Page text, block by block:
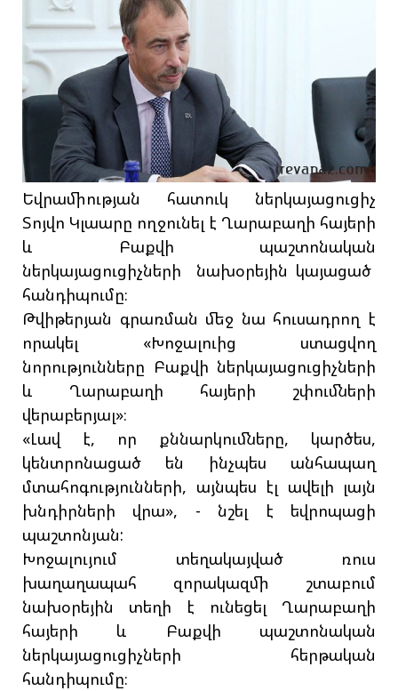
Եվրամիության հատուկ ներկայացուցիչ
Տոյվո Կլաարը ողջունել է Ղարաբաղի հայերի
և Բաքվի պաշտոնական
ներկայացուցիչների նախօրեյին կայացած
հանդիպումը։
Թվիթերյան գրառման մեջ նա հուսադրող է
որակել «Խոջալուից ստացվող
նորությունները Բաքվի ներկայացուցիչների
և Ղարաբաղի հայերի շփումների
վերաբերյալ»։
«Լավ է, որ քննարկումները, կարծես,
կենտրոնացած են ինչպես անհապաղ
մտահոգությունների, այնպես էլ ավելի լայն
խնդիրների վրա», - նշել է եվրոպացի
պաշտոնյան:
Խոջալույում տեղակայված ռուս
խաղաղապահ զորակազմի շտաբում
նախօրեյին տեղի է ունեցել Ղարաբաղի
հայերի և Բաքվի պաշտոնական
ներկայացուցիչների հերթական
հանդիպումը։